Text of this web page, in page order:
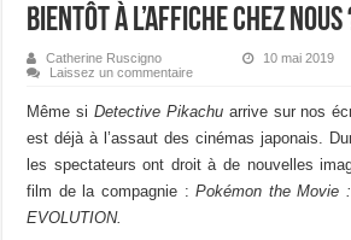
bientôt à l’affiche chez nous
Catherine Ruscigno 10 mai 2019
Laissez un commentaire
Même si Detective Pikachuarrive sur nos
est déjà à l’assaut des cinémas japonais.
les spectateurs ont droit à de nouvelles
film de la compagnie :Pokémon the Movie
EVOLUTION.